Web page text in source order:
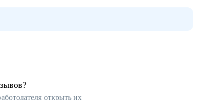
открыть их